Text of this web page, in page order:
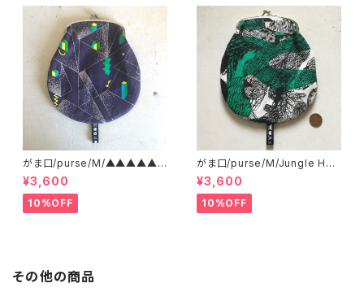
がま口/purse/M/▲▲▲▲▲?
▲▲▲ AB
¥3,600
10%OFF
がま口/purse/M/Jungle Her
e
¥3,600
10%OFF
その他の商品